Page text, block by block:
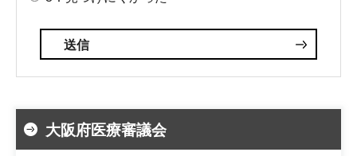
大阪府医療審議会